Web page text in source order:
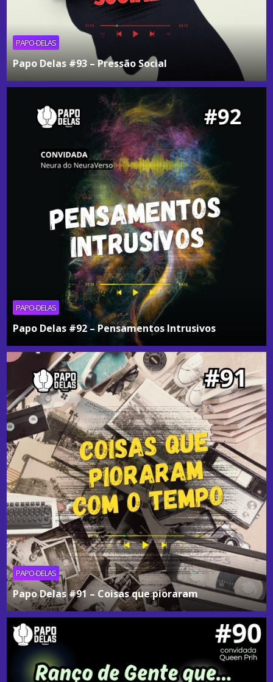
PAPO-DELAS
Papo Delas #93 – Pressão Social
PAPO-DELAS
Papo Delas #92 – Pensamentos Intrusivos
PAPO-DELAS
Papo Delas #91 – Coisas que pioraram